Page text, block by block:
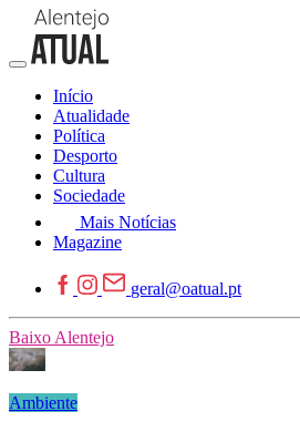
Início
Atualidade
Política
Desporto
Cultura
Sociedade
Mais Notícias
Magazine
geral@oatual.pt
Baixo Alentejo
Ambiente